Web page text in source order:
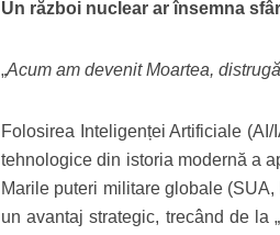
Un război nuclear ar însemna
„Acum am devenit Moartea,
Folosirea Inteligenței Artificiale
tehnologice din istoria modernă a
Marile puteri militare globale
un avantaj strategic, trecând de la